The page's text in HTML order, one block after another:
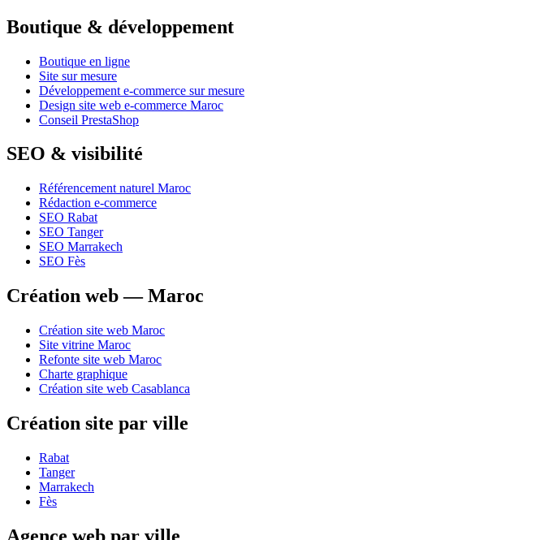
Boutique & développement
Boutique en ligne
Site sur mesure
Développement e-commerce sur mesure
Design site web e-commerce Maroc
Conseil PrestaShop
SEO & visibilité
Référencement naturel Maroc
Rédaction e-commerce
SEO Rabat
SEO Tanger
SEO Marrakech
SEO Fès
Création web — Maroc
Création site web Maroc
Site vitrine Maroc
Refonte site web Maroc
Charte graphique
Création site web Casablanca
Création site par ville
Rabat
Tanger
Marrakech
Fès